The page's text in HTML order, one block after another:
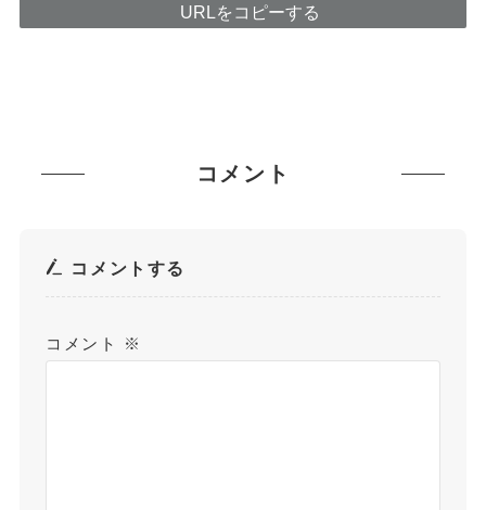
URLをコピーする
コメント
コメントする
コメント ※